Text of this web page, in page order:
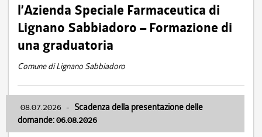
l’Azienda Speciale Farmaceutica di
Lignano Sabbiadoro – Formazione di
una graduatoria
Comune di Lignano Sabbiadoro
08.07.2026 - Scadenza della presentazione delle
domande: 06.08.2026